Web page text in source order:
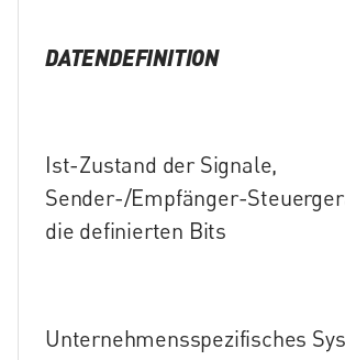
DATENDEFINITION
Ist-Zustand der Signale,
Sender-/Empfänger-
die definierten Bits
Unternehmensspezifisches